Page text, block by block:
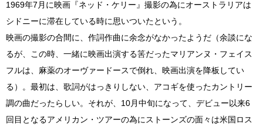
1969年7月に映画『ネッド・ケリー』撮影の為にオーストラリアは
シドニーに滞在している時に思いついたという。
映画の撮影の合間に、作詞作曲に余念がなかったようだ（余談にな
るが、この時、一緒に映画出演する筈だったマリアンヌ・フェイス
フルは、麻薬のオーヴァードースで倒れ、映画出演を降板してい
る）。最初は、歌詞がはっきりしない、アコギを使ったカントリー
調の曲だったらしい。それが、10月中旬になって、デビュー以来6
回目となるアメリカン・ツアーの為にストーンズの面々は米国ロス